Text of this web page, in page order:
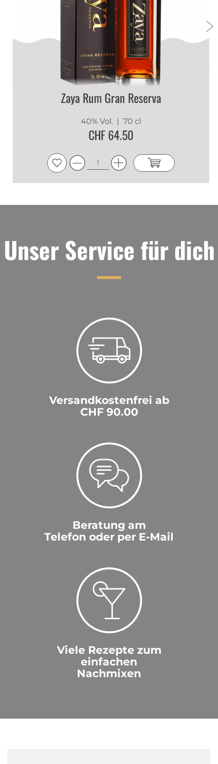
Zaya Rum Gran Reserva
40% Vol. | 70 cl
CHF 64.50
Unser Service für dich
Versandkostenfrei ab
CHF 90.00
Beratung am
Telefon oder per E-Mail
Viele Rezepte zum
einfachen
Nachmixen